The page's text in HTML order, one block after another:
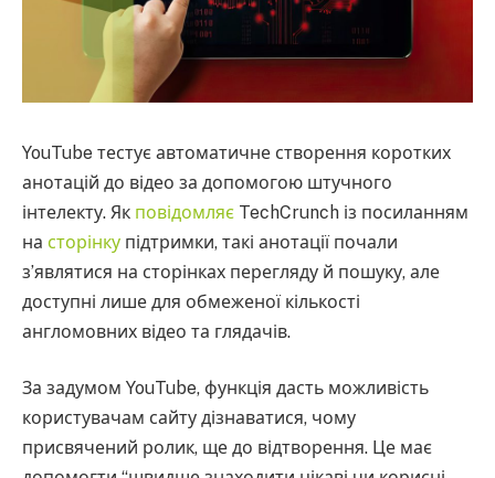
YouTube тестує автоматичне створення коротких
анотацій до відео за допомогою штучного
інтелекту. Як повідомляє TechCrunch із посиланням
на сторінку підтримки, такі анотації почали
з’являтися на сторінках перегляду й пошуку, але
доступні лише для обмеженої кількості
англомовних відео та глядачів.
За задумом YouTube, функція дасть можливість
користувачам сайту дізнаватися, чому
присвячений ролик, ще до відтворення. Це має